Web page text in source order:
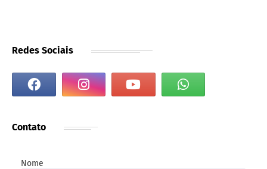
Redes Sociais
Contato
Nome